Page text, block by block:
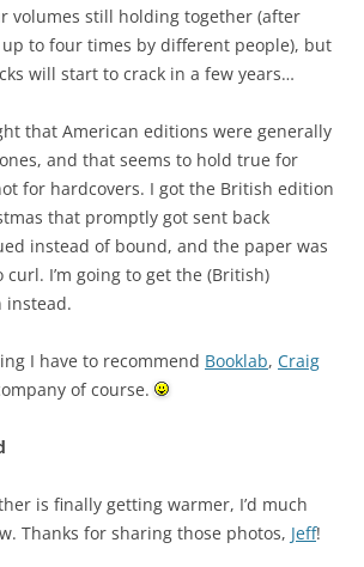
volumes still holding together (after
to four times by different people), but
will start to crack in a few years…
that American editions were generally
and that seems to hold true for
for hardcovers. I got the British edition
that promptly got sent back
instead of bound, and the paper was
I’m going to get the (British)
instead.
I have to recommend Booklab, Craig
of course.
is finally getting warmer, I’d much
Thanks for sharing those photos, Jeff!